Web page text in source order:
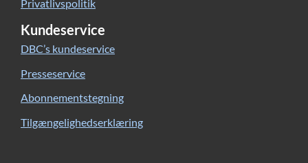
Privatlivspolitik
Kundeservice
DBC’s kundeservice
Presseservice
Abonnementstegning
Tilgængelighedserklæring